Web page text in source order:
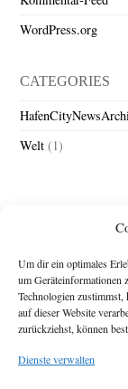
Um dir ein optimales
um Geräteinformationen
Technologien
auf dieser Website
zurückziehst, können
Dienste verwalten
WordPress.org
CATEGORIES
Welt (1)